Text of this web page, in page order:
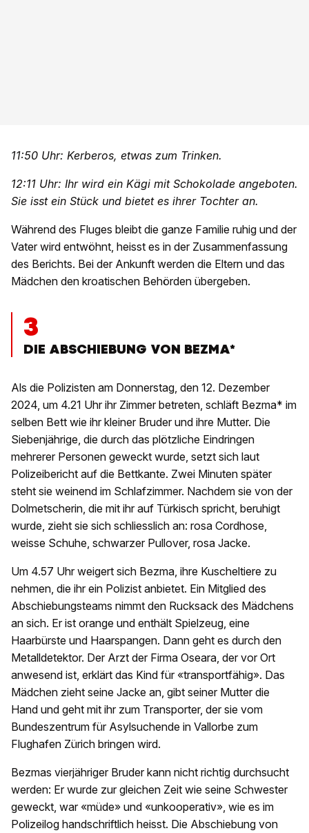
11:50 Uhr: Kerberos, etwas zum Trinken.
12:11 Uhr: Ihr wird ein Kägi mit Schokolade angeboten.
Sie isst ein Stück und bietet es ihrer Tochter an.
Während des Fluges bleibt die ganze Familie ruhig und der
Vater wird entwöhnt, heisst es in der Zusammenfassung
des Berichts. Bei der Ankunft werden die Eltern und das
Mädchen den kroatischen Behörden übergeben.
3
DIE ABSCHIEBUNG VON BEZMA*
Als die Polizisten am Donnerstag, den 12. Dezember
2024, um 4.21 Uhr ihr Zimmer betreten, schläft Bezma* im
selben Bett wie ihr kleiner Bruder und ihre Mutter. Die
Siebenjährige, die durch das plötzliche Eindringen
mehrerer Personen geweckt wurde, setzt sich laut
Polizeibericht auf die Bettkante. Zwei Minuten später
steht sie weinend im Schlafzimmer. Nachdem sie von der
Dolmetscherin, die mit ihr auf Türkisch spricht, beruhigt
wurde, zieht sie sich schliesslich an: rosa Cordhose,
weisse Schuhe, schwarzer Pullover, rosa Jacke.
Um 4.57 Uhr weigert sich Bezma, ihre Kuscheltiere zu
nehmen, die ihr ein Polizist anbietet. Ein Mitglied des
Abschiebungsteams nimmt den Rucksack des Mädchens
an sich. Er ist orange und enthält Spielzeug, eine
Haarbürste und Haarspangen. Dann geht es durch den
Metalldetektor. Der Arzt der Firma Oseara, der vor Ort
anwesend ist, erklärt das Kind für «transportfähig». Das
Mädchen zieht seine Jacke an, gibt seiner Mutter die
Hand und geht mit ihr zum Transporter, der sie vom
Bundeszentrum für Asylsuchende in Vallorbe zum
Flughafen Zürich bringen wird.
Bezmas vierjähriger Bruder kann nicht richtig durchsucht
werden: Er wurde zur gleichen Zeit wie seine Schwester
geweckt, war «müde» und «unkooperativ», wie es im
Polizeilog handschriftlich heisst. Die Abschiebung von